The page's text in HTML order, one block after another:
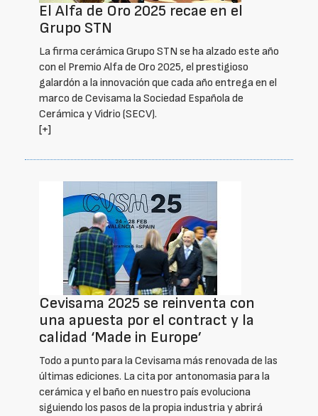
El Alfa de Oro 2025 recae en el
Grupo STN
La firma cerámica Grupo STN se ha alzado este año
con el Premio Alfa de Oro 2025, el prestigioso
galardón a la innovación que cada año entrega en el
marco de Cevisama la Sociedad Española de
Cerámica y Vidrio (SECV).
[+]
Cevisama 2025 se reinventa con
una apuesta por el contract y la
calidad ‘Made in Europe’
Todo a punto para la Cevisama más renovada de las
últimas ediciones. La cita por antonomasia para la
cerámica y el baño en nuestro país evoluciona
siguiendo los pasos de la propia industria y abrirá